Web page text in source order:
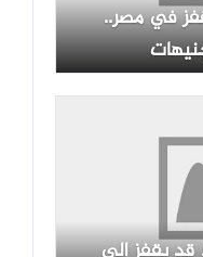
اليوم عيار 21 يقفز في مصر..